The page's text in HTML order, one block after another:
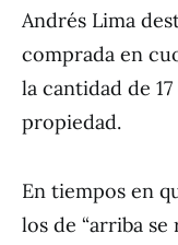
Andrés Lima
comprada en
la cantidad de
propiedad.
En tiempos en
los de “arriba se